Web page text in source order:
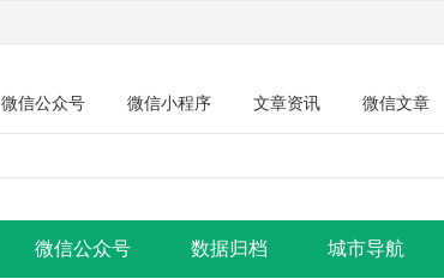
微信公众号 微信小程序 文章资讯 微信文章
微信公众号 数据归档 城市导航